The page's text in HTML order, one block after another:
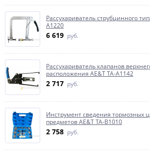
Рассухариватель струбцинного
A1220
6 619 руб.
Рассухариватель клапанов
расположения AE&T TA-A1142
2 717 руб.
Инструмент сведения тормозных
предметов AE&T TA-B1010
2 758 руб.